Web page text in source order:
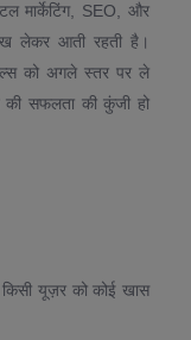
मार्केटिंग, SEO, और
लेकर आती रहती है।
को अगले स्तर पर ले
सफलता की कुंजी हो
यूज़र को कोई खास